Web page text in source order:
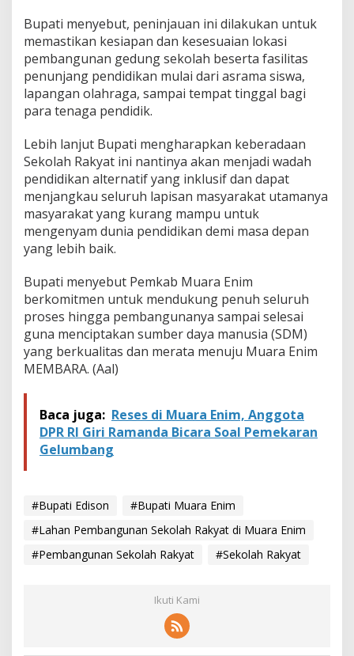
u
n
a
n
S
e
k
a
h
R
a
k
y
a
Bupati menyebut, peninjauan ini dilakukan untuk
memastikan kesiapan dan kesesuaian lokasi
pembangunan gedung sekolah beserta fasilitas
penunjang pendidikan mulai dari asrama siswa,
lapangan olahraga, sampai tempat tinggal bagi
para tenaga pendidik.
Lebih lanjut Bupati mengharapkan keberadaan
Sekolah Rakyat ini nantinya akan menjadi wadah
pendidikan alternatif yang inklusif dan dapat
menjangkau seluruh lapisan masyarakat utamanya
masyarakat yang kurang mampu untuk
mengenyam dunia pendidikan demi masa depan
yang lebih baik.
Bupati menyebut Pemkab Muara Enim
berkomitmen untuk mendukung penuh seluruh
proses hingga pembangunanya sampai selesai
guna menciptakan sumber daya manusia (SDM)
yang berkualitas dan merata menuju Muara Enim
MEMBARA. (Aal)
Baca juga: Reses di Muara Enim, Anggota
DPR RI Giri Ramanda Bicara Soal Pemekaran
Gelumbang
#Bupati Edison
#Bupati Muara Enim
#Lahan Pembangunan Sekolah Rakyat di Muara Enim
#Pembangunan Sekolah Rakyat
#Sekolah Rakyat
Ikuti Kami